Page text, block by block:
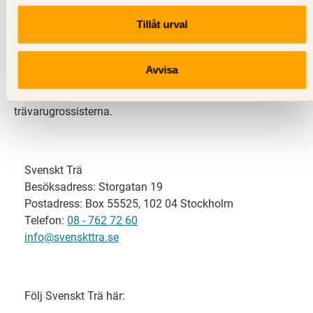
Tillåt urval
Avvisa
Svenskt Trä representerar svensk sågverksindustri
och är en del av branschorganisationen
svensk limträ-, KL-trä- och förpackningsindustri samt
trävarugrossisterna.
Svenskt Trä
Besöksadress: Storgatan 19
Postadress: Box 55525, 102 04 Stockholm
Telefon: 08 - 762 72 60
info@svenskttra.se
Följ Svenskt Trä här: